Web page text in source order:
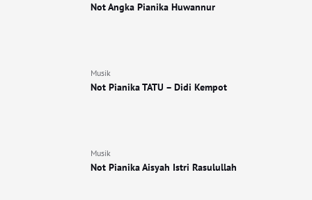
Not Angka Pianika Huwannur
Musik
Not Pianika TATU – Didi Kempot
Musik
Not Pianika Aisyah Istri Rasulullah